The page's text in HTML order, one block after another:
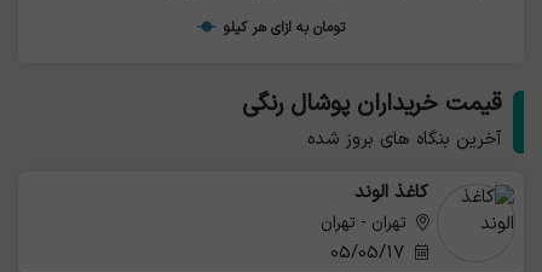
تومان به ازای هر کیلو
قیمت خریداران پوشال رنگی
آخرین بنگاه های بروز شده
کاغذ الوند
تهران - تهران
05/05/17